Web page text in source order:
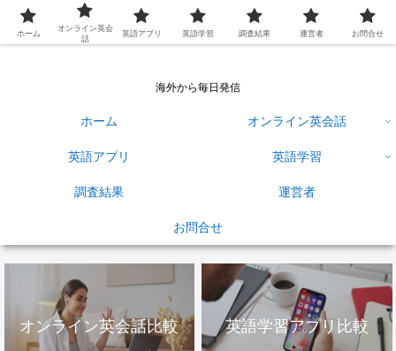
英語学習ひろば
海外から毎日発信
ホーム オンライン英会話
英語アプリ 英語学習
調査結果 運営者
お問合せ
オンライン英会話比較 英語学習アプリ比較
ホーム
オンライン英会
話
英語アプリ 英語学習 調査結果 運営者 お問合せ